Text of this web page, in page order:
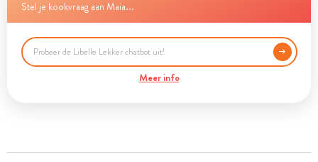
Stel je kookvraag aan Maia...
Meer info